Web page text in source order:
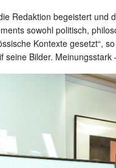
Redaktion begeistert und
sowohl politisch,
Kontexte gesetzt“,
seine Bilder. Meinungsstark